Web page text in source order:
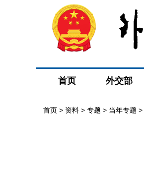
首页 外交部
首页 > 资料 > 专题 > 当年专题 >